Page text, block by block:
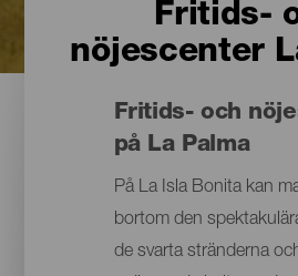
Fritids-
nöjescenter
Fritids- och
på La Palma
På La Isla Bonita kan
bortom den
de svarta stränderna